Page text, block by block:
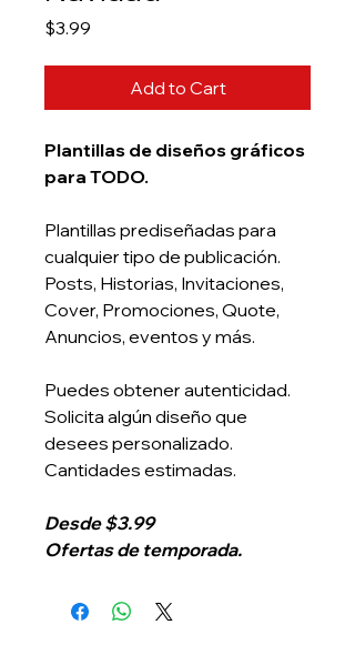
$3.99
Add to Cart
Plantillas de diseños gráficos
para TODO.
Plantillas prediseñadas para
cualquier tipo de publicación.
Posts, Historias, Invitaciones,
Cover, Promociones, Quote,
Anuncios, eventos y más.
Puedes obtener autenticidad.
Solicita algún diseño que
desees personalizado.
Cantidades estimadas.
Desde $3.99
Ofertas de temporada.